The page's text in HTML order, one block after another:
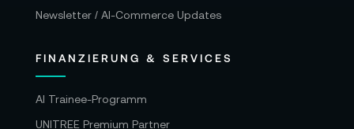
Garantie:
Alle Angaben ohne Gewähr. Bitte beachten
Newsletter / AI-Commerce Updates
FINANZIERUNG & SERVICES
AI Trainee-Programm
UNITREE Premium Partner